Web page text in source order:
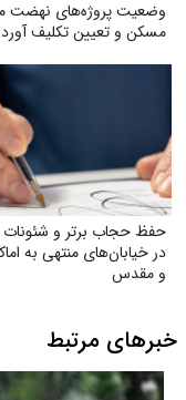
وضعیت پروژه‌های نهضت
مسکن و تعیین تکلیف
حفظ حجاب برتر و شئونات
در خیابان‌های منتهی به
و مقدس
خبرهای مرتبط